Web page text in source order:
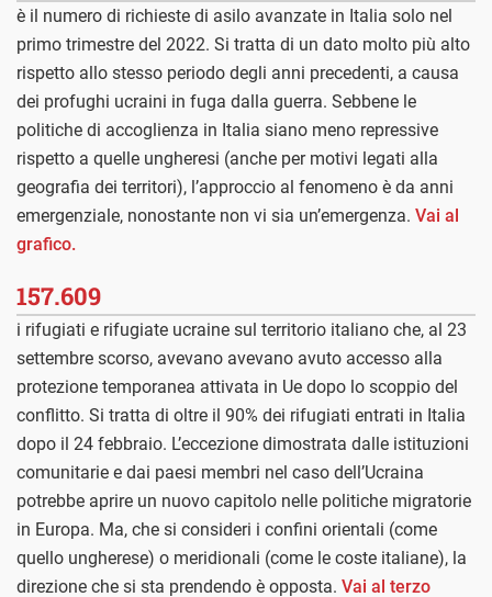
è il numero di richieste di asilo avanzate in Italia solo nel
primo trimestre del 2022. Si tratta di un dato molto più alto
rispetto allo stesso periodo degli anni precedenti, a causa
dei profughi ucraini in fuga dalla guerra. Sebbene le
politiche di accoglienza in Italia siano meno repressive
rispetto a quelle ungheresi (anche per motivi legati alla
geografia dei territori), l’approccio al fenomeno è da anni
emergenziale, nonostante non vi sia un’emergenza. Vai al
grafico.
157.609
i rifugiati e rifugiate ucraine sul territorio italiano che, al 23
settembre scorso, avevano avevano avuto accesso alla
protezione temporanea attivata in Ue dopo lo scoppio del
conflitto. Si tratta di oltre il 90% dei rifugiati entrati in Italia
dopo il 24 febbraio. L’eccezione dimostrata dalle istituzioni
comunitarie e dai paesi membri nel caso dell’Ucraina
potrebbe aprire un nuovo capitolo nelle politiche migratorie
in Europa. Ma, che si consideri i confini orientali (come
quello ungherese) o meridionali (come le coste italiane), la
direzione che si sta prendendo è opposta. Vai al terzo